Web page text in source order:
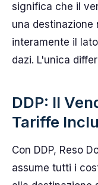
significa che il
una destinazione
interamente il
dazi. L'unica
DDP: Il
Tariffe
Con DDP, Reso
assume tutti i